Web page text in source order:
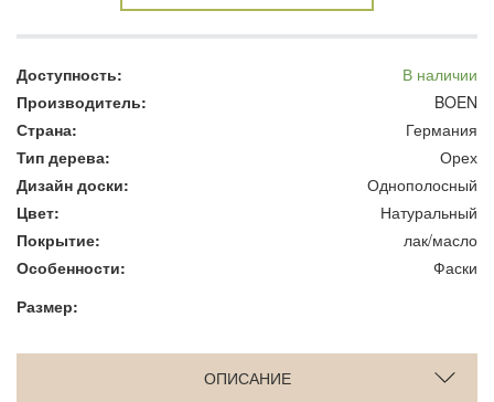
Доступность:
В наличии
Производитель:
BOEN
Страна:
Германия
Тип дерева:
Орех
Дизайн доски:
Однополосный
Цвет:
Натуральный
Покрытие:
лак/масло
Особенности:
Фаски
Размер:
ОПИСАНИЕ